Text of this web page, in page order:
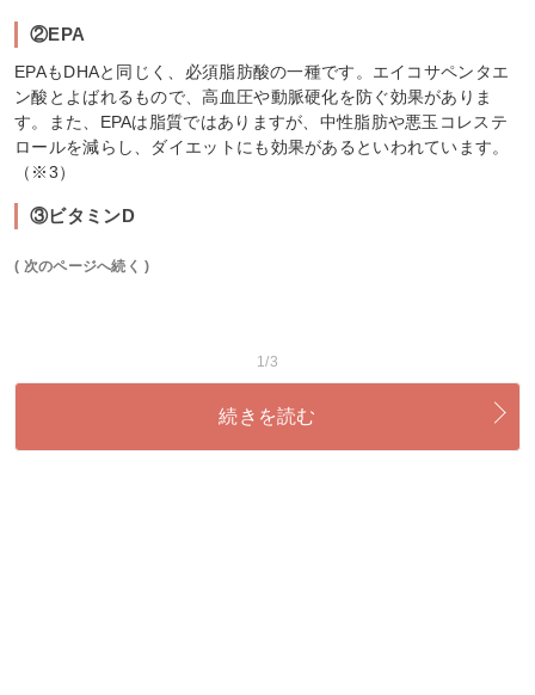
②EPA
EPAもDHAと同じく、必須脂肪酸の一種です。エイコサペンタエ
ン酸とよばれるもので、高血圧や動脈硬化を防ぐ効果がありま
す。また、EPAは脂質ではありますが、中性脂肪や悪玉コレステ
ロールを減らし、ダイエットにも効果があるといわれています。
（※3）
③ビタミンD
( 次のページへ続く )
1/3
続きを読む